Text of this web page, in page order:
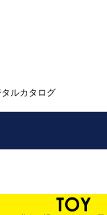
ルカタログ